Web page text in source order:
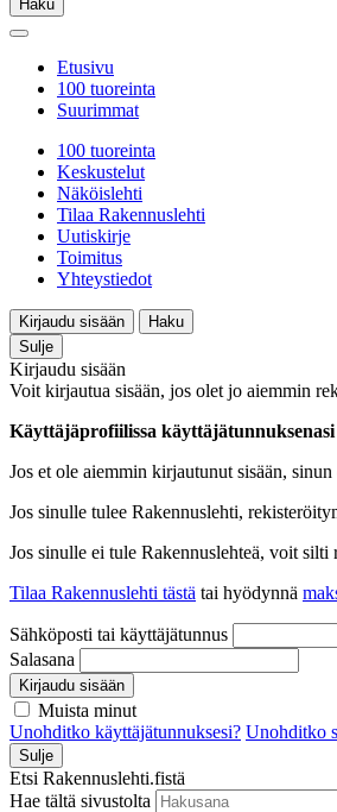
Haku
Etusivu
100 tuoreinta
Suurimmat
100 tuoreinta
Keskustelut
Näköislehti
Tilaa Rakennuslehti
Uutiskirje
Toimitus
Yhteystiedot
Kirjaudu sisään
Haku
Sulje
Kirjaudu sisään
Voit kirjautua sisään, jos olet jo aiemmin
Käyttäjäprofiilissa käyttäjätunnuksenasi
Jos et ole aiemmin kirjautunut sisään, sinun
Jos sinulle tulee Rakennuslehti,
Jos sinulle ei tule Rakennuslehteä, voit
Tilaa Rakennuslehti tästä tai hyödynnä
Sähköposti tai käyttäjätunnus
Salasana
Kirjaudu sisään
Muista minut
Unohditko käyttäjätunnuksesi? Unohditko
Sulje
Etsi Rakennuslehti.fistä
Hae tältä sivustolta